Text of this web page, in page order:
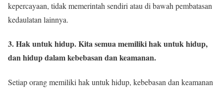
kepercayaan, tidak memerintah sendiri atau di bawah pembatasan
kedaulatan lainnya.
3. Hak untuk hidup. Kita semua memiliki hak untuk hidup,
dan hidup dalam kebebasan dan keamanan.
Setiap orang memiliki hak untuk hidup, kebebasan dan keamanan